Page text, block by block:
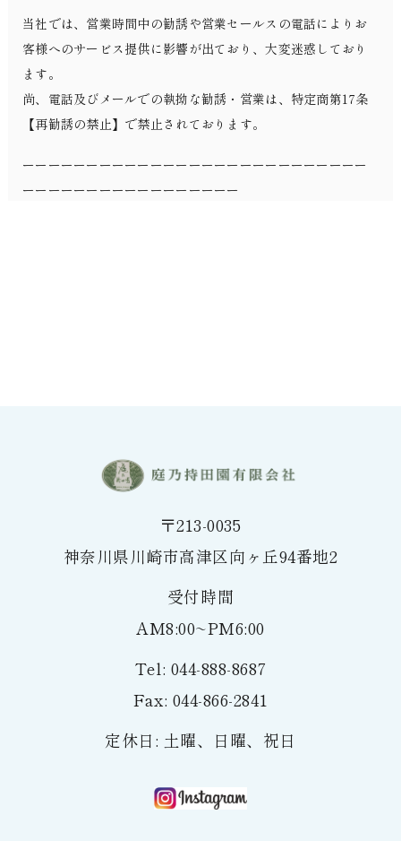
当社では、営業時間中の勧誘や営業セールスの電話によりお
客様へのサービス提供に影響が出ており、大変迷惑しており
ます。
尚、電話及びメールでの執拗な勧誘・営業は、特定商第17条
【再勧誘の禁止】で禁止されております。
ーーーーーーーーーーーーーーーーーーーーーーーーーーー
ーーーーーーーーーーーーーーーーー
つきましては、
"今後当社へ電話や問い合わせフォームでの勧誘・営業活動を
禁止していただきたくお願い致します。"
担当責任者様におかれましては、上記内容をご理解いただ
き、関係先へご周知いただければ幸いです。
メールにてご連絡下さいませ。
その後内容により判断し、当社よりご連絡させて頂きます。
既にお取引のある会社様や関係者様は、これまでと変わり無
〒213-0035
神奈川県川崎市高津区向ヶ丘94番地2
受付時間
AM8:00~PM6:00
Tel: 044-888-8687
Fax: 044-866-2841
定休日: 土曜、日曜、祝日